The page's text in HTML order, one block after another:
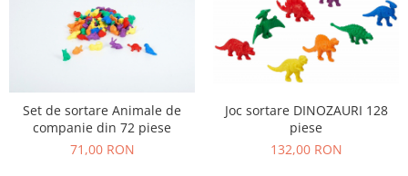
Set de sortare Animale de
companie din 72 piese
71,00 RON
Joc sortare DINOZAURI 128
piese
132,00 RON